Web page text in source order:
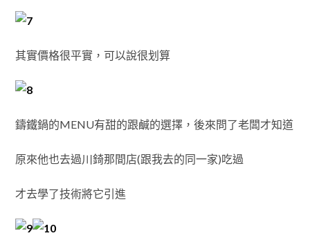
其實價格很平實，可以說很划算
鑄鐵鍋的MENU有甜的跟鹹的選擇，後來問了老闆才知道
原來他也去過川錡那間店(跟我去的同一家)吃過
才去學了技術將它引進